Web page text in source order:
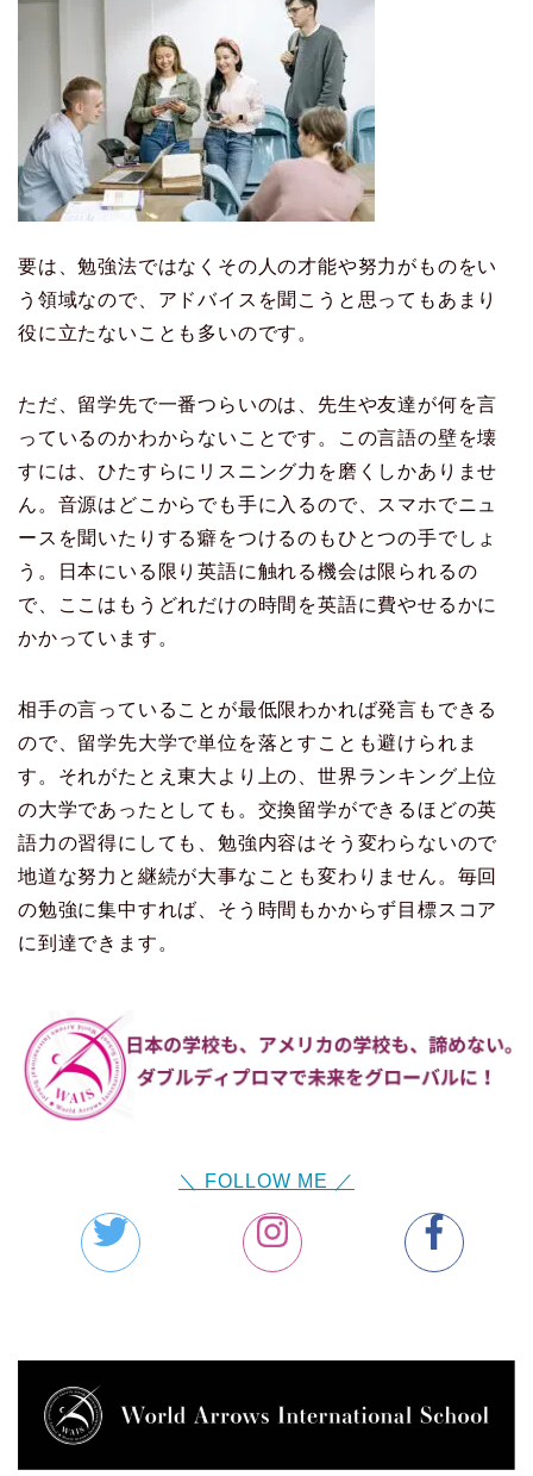
要は、勉強法ではなくその人の才能や努力がものをい
う領域なので、アドバイスを聞こうと思ってもあまり
役に立たないことも多いのです。
ただ、留学先で一番つらいのは、先生や友達が何を言
っているのかわからないことです。この言語の壁を壊
すには、ひたすらにリスニング力を磨くしかありませ
ん。音源はどこからでも手に入るので、スマホでニュ
ースを聞いたりする癖をつけるのもひとつの手でしょ
う。日本にいる限り英語に触れる機会は限られるの
で、ここはもうどれだけの時間を英語に費やせるかに
かかっています。
相手の言っていることが最低限わかれば発言もできる
ので、留学先大学で単位を落とすことも避けられま
す。それがたとえ東大より上の、世界ランキング上位
の大学であったとしても。交換留学ができるほどの英
語力の習得にしても、勉強内容はそう変わらないので
地道な努力と継続が大事なことも変わりません。毎回
の勉強に集中すれば、そう時間もかからず目標スコア
に到達できます。
＼ FOLLOW ME ／